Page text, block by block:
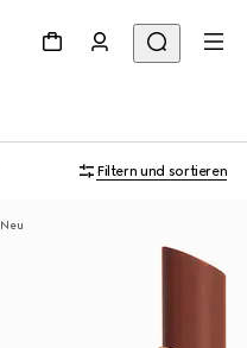
Filtern und sortieren
Neu